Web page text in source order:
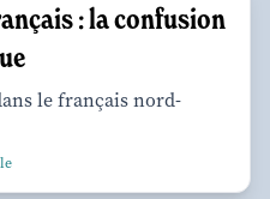
: la confusion
le français nord-